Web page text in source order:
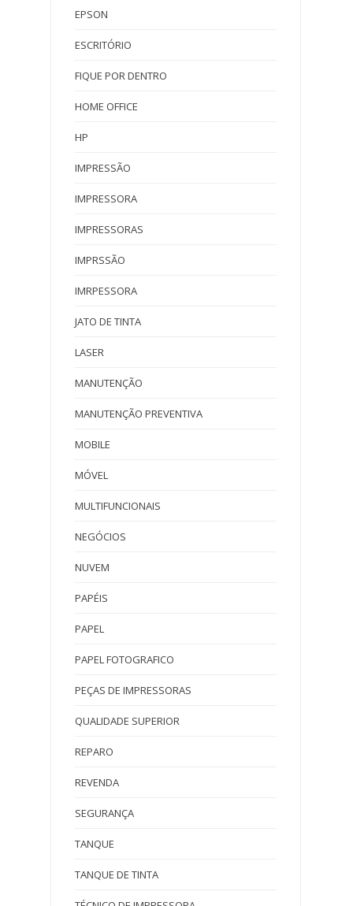
EPSON
ESCRITÓRIO
FIQUE POR DENTRO
HOME OFFICE
HP
IMPRESSÃO
IMPRESSORA
IMPRESSORAS
IMPRSSÃO
IMRPESSORA
JATO DE TINTA
LASER
MANUTENÇÃO
MANUTENÇÃO PREVENTIVA
MOBILE
MÓVEL
MULTIFUNCIONAIS
NEGÓCIOS
NUVEM
PAPÉIS
PAPEL
PAPEL FOTOGRAFICO
PEÇAS DE IMPRESSORAS
QUALIDADE SUPERIOR
REPARO
REVENDA
SEGURANÇA
TANQUE
TANQUE DE TINTA